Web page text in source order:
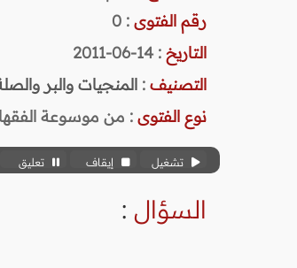
رقم الفتوى :
0
التاريخ : 14-06-2011
التصنيف : المنجيات والبر
نوع الفتوى : من موسوعة
تشغيل إيقاف تعليق
السؤال :